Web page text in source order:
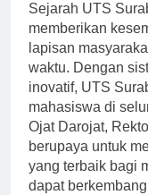
Sejarah UTS
memberikan
lapisan
waktu. Dengan
inovatif, UTS
mahasiswa di
Ojat Darojat,
berupaya untuk
yang terbaik bagi
dapat